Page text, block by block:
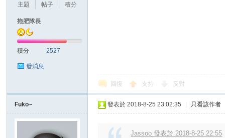
主題
帖子
積分
拖肥隊長
積分 2527
發消息
回復 支持 反對
Fuko~ 發表於 2018-8-25 23:02:35 只看該作者
Jassoo 發表於 2018-8-25 22:55